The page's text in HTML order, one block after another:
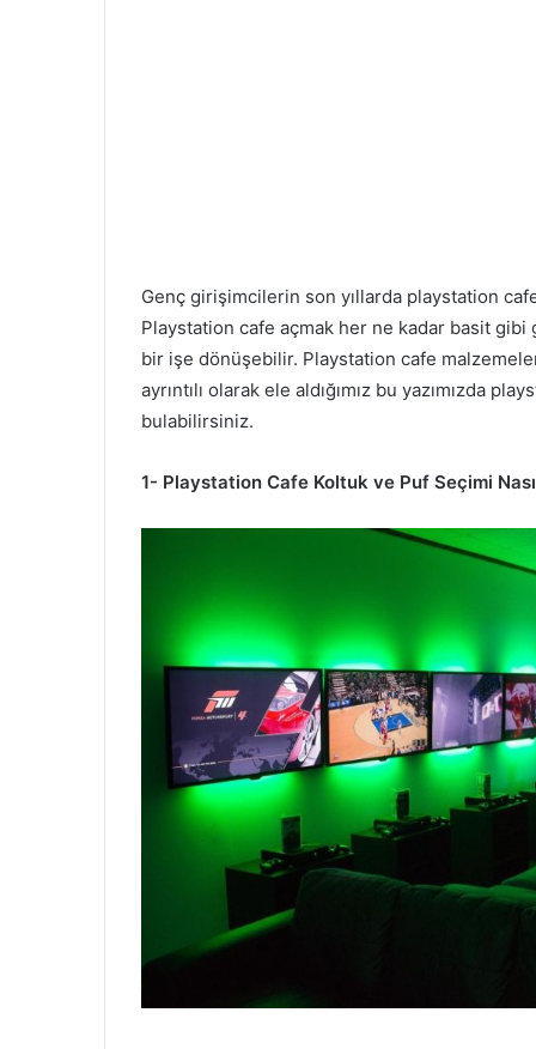
Genç girişimcilerin son yıllarda playstation
Playstation cafe açmak her ne kadar basit gibi
bir işe dönüşebilir. Playstation cafe
ayrıntılı olarak ele aldığımız bu yazımızda
bulabilirsiniz.
1- Playstation Cafe Koltuk ve Puf Seçimi